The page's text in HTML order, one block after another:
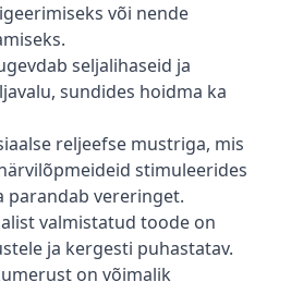
või nende
seljalihaseid ja
sundides hoidma ka
reljeefse mustriga, mis
stimuleerides
parandab vereringet.
valmistatud toode on
ja kergesti puhastatav.
on võimalik